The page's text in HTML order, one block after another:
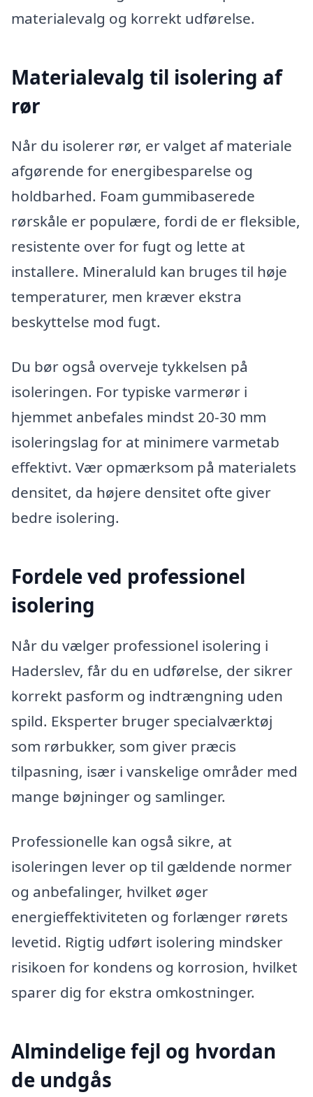
materialevalg og korrekt udførelse.
Materialevalg til isolering af
rør
Når du isolerer rør, er valget af materiale
afgørende for energibesparelse og
holdbarhed. Foam gummibaserede
rørskåle er populære, fordi de er fleksible,
resistente over for fugt og lette at
installere. Mineraluld kan bruges til høje
temperaturer, men kræver ekstra
beskyttelse mod fugt.
Du bør også overveje tykkelsen på
isoleringen. For typiske varmerør i
hjemmet anbefales mindst 20-30 mm
isoleringslag for at minimere varmetab
effektivt. Vær opmærksom på materialets
densitet, da højere densitet ofte giver
bedre isolering.
Fordele ved professionel
isolering
Når du vælger professionel isolering i
Haderslev, får du en udførelse, der sikrer
korrekt pasform og indtrængning uden
spild. Eksperter bruger specialværktøj
som rørbukker, som giver præcis
tilpasning, især i vanskelige områder med
mange bøjninger og samlinger.
Professionelle kan også sikre, at
isoleringen lever op til gældende normer
og anbefalinger, hvilket øger
energieffektiviteten og forlænger rørets
levetid. Rigtig udført isolering mindsker
risikoen for kondens og korrosion, hvilket
sparer dig for ekstra omkostninger.
Almindelige fejl og hvordan
de undgås